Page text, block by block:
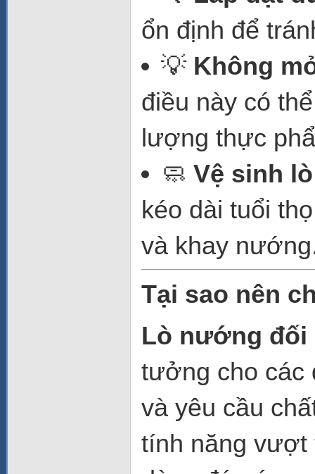
ổn định để
💡 Không
điều này có
lượng thực
🧼 Vệ sinh
kéo dài tuổi
và khay
Tại sao nên
Lò nướng đối
tưởng cho các
và yêu cầu
tính năng